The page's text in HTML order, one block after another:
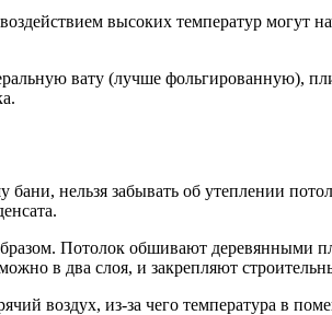
высоких температур могут
вату (лучше фольгированную),
нельзя забывать об утеплении
Потолок обшивают
в два слоя, и закрепляют
воздух, из-за чего температура в